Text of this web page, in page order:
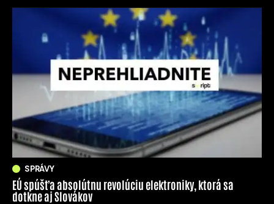
SPRÁVY
EÚ spúšťa absolútnu revolúciu elektroniky, ktorá sa
dotkne aj Slovákov